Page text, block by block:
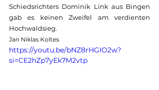
Schiedsrichters Dominik Link aus Bingen
gab es keinen Zweifel am verdienten
Hochwaldsieg.
Jan Niklas Koltes
https://youtu.be/bNZ8rHGIO2w?
si=CE2hZp7yEk7M2vtp